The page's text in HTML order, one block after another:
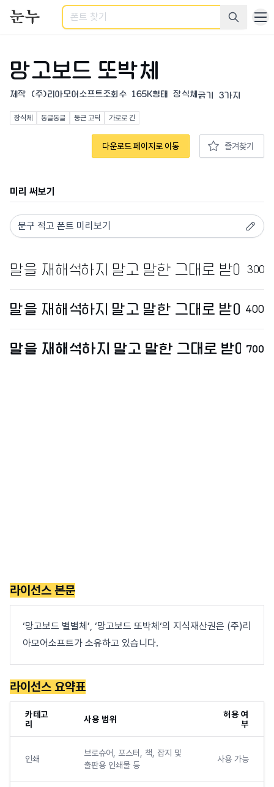
검색
망고보드 또박체
제작 (주)리아모어소프트조회수 165K형태 장식체 굵기 3가지
장식체 동글동글 둥근 고딕 가로로 긴
다운로드 페이지로 이동 즐겨찾기
미리 써보기
300
400
700
라이선스 본문
‘망고보드 별별체’, ‘망고보드 또박체‘의 지식재산권은 (주)리
아모어소프트가 소유하고 있습니다.
라이선스 요약표
카테고
리
사용 범위
허용 여
부
인쇄
브로슈어, 포스터, 책, 잡지 및
출판용 인쇄물 등
사용 가능